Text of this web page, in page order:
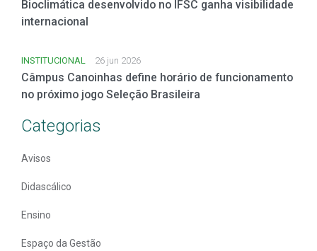
Bioclimática desenvolvido no IFSC ganha visibilidade
internacional
INSTITUCIONAL 26 jun 2026
Câmpus Canoinhas define horário de funcionamento
no próximo jogo Seleção Brasileira
Categorias
Avisos
Didascálico
Ensino
Espaço da Gestão